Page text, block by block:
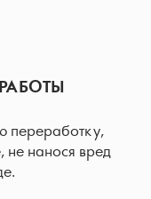
переработку,
не нанося вред